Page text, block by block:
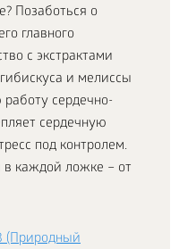
Позаботься о
главного
с экстрактами
и мелиссы
сердечно-
сердечную
под контролем.
в каждой ложке – от
(Природный